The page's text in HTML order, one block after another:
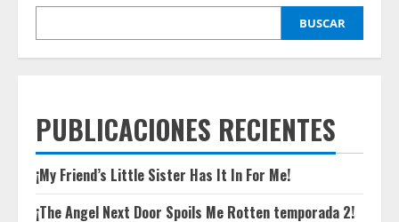
BUSCAR
PUBLICACIONES RECIENTES
¡My Friend’s Little Sister Has It In For Me!
¡The Angel Next Door Spoils Me Rotten temporada 2!